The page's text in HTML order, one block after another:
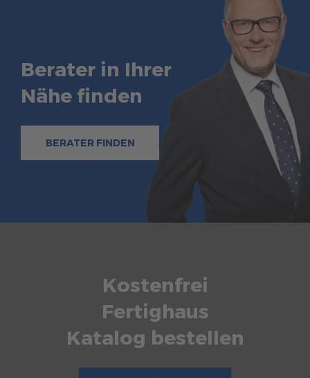
Berater in Ihrer
Nähe finden
BERATER FINDEN
Kostenfrei
Fertighaus
Katalog bestellen